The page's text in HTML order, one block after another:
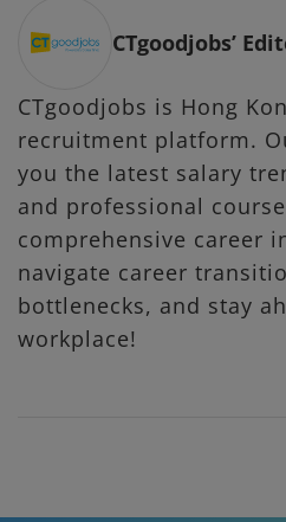
CTgoodjobs’
CTgoodjobs is Hong
recruitment platform.
you the latest salary
and professional
comprehensive career
navigate career
bottlenecks, and stay
workplace!